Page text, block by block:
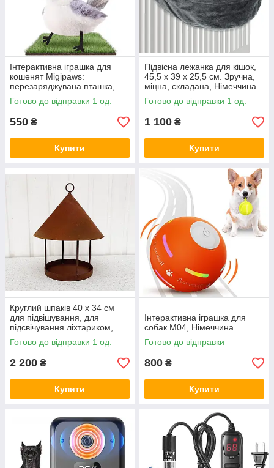
Інтерактивна іграшка для
кошенят Migipaws:
перезаряджувана пташка,
Amazon, Німеччина
Готово до відправки 1 од.
550 ₴
Купити
Підвісна лежанка для кішок,
45,5 x 39 x 25,5 см. Зручна,
міцна, складана, Німеччина
Готово до відправки 1 од.
1 100 ₴
Купити
Круглий шпаків 40 x 34 см
для підвішування, для
підсвічування ліхтариком,
Німеччина
Готово до відправки 1 од.
2 200 ₴
Купити
Інтерактивна іграшка для
собак M04, Німеччина
Готово до відправки
800 ₴
Купити